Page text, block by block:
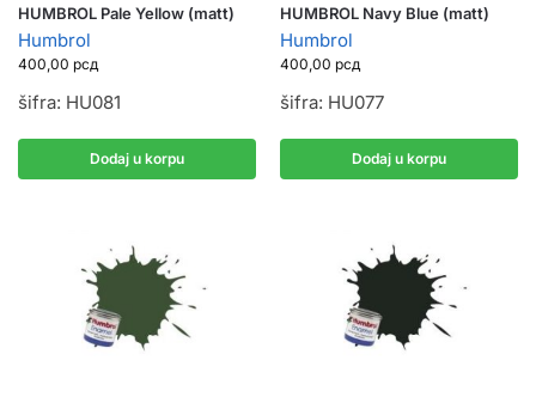
HUMBROL Pale Yellow (matt)
Humbrol
400,00 рсд
šifra: HU081
Dodaj u korpu
HUMBROL Navy Blue (matt)
Humbrol
400,00 рсд
šifra: HU077
Dodaj u korpu